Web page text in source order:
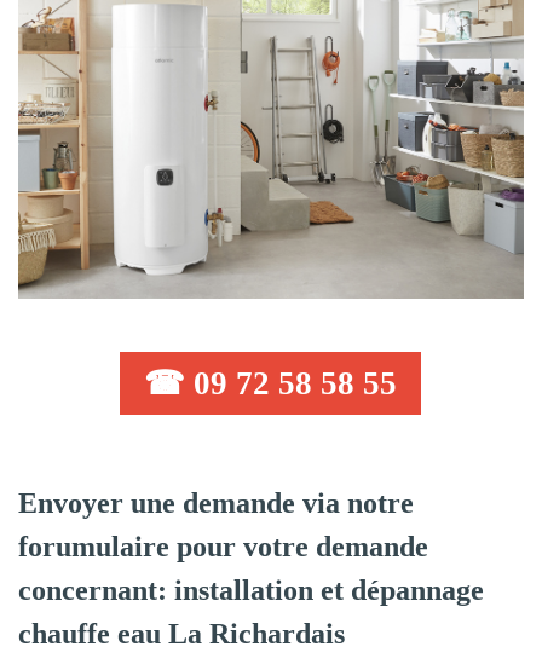
☎ 09 72 58 58 55
Envoyer une demande via notre
forumulaire pour votre demande
concernant: installation et dépannage
chauffe eau La Richardais